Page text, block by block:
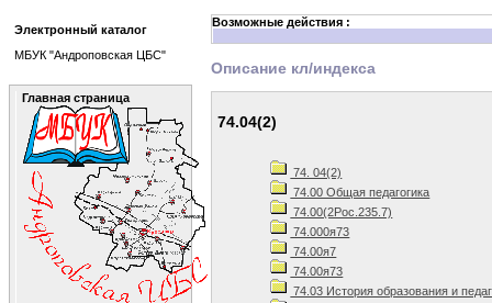
Возможные действия :
Описание кл/индекса
74.04(2)
74. 04(2)
74.00 Общая педагогика
74.00(2Рос.235.7)
74.000я73
74.00я7
74.00я73
74.03 История образования и
Электронный каталог
МБУК "Андроповская ЦБС"
Главная страница